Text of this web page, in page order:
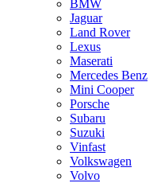
BMW
Jaguar
Land Rover
Lexus
Maserati
Mercedes Benz
Mini Cooper
Porsche
Subaru
Suzuki
Vinfast
Volkswagen
Volvo